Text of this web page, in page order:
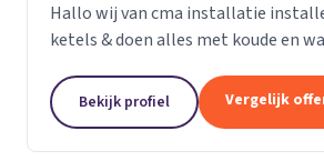
Hallo wij van cma installatie
ketels & doen alles met koude en
werkzaamheden. U kunt gerust een
op...
Bekijk profiel Vergelijk